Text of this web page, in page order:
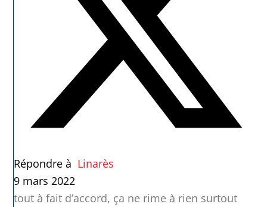
Répondre à Linarès
9 mars 2022
tout à fait d’accord, ça ne rime à rien surtout